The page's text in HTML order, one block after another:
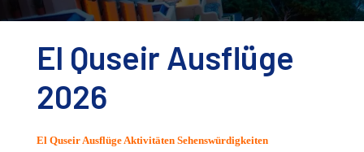
El Quseir Ausflüge
2026
El Quseir Ausflüge Aktivitäten Sehenswürdigkeiten